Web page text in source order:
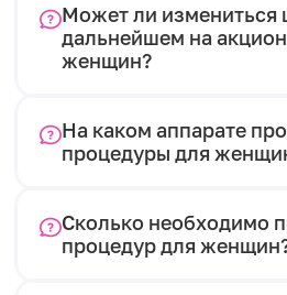
Может ли измениться
дальнейшем на
женщин?
На каком аппарате
процедуры для
Сколько необходимо
процедур для